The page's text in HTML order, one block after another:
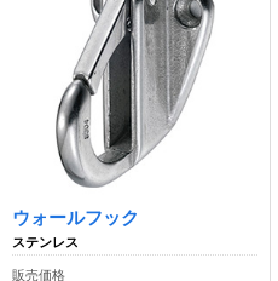
ウォールフック
ステンレス
販売価格